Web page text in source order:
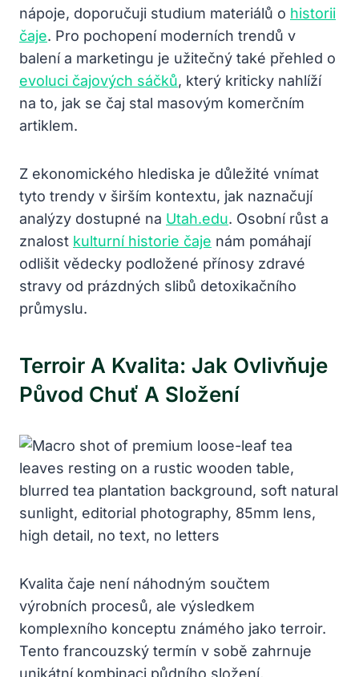
nápoje, doporučuji studium materiálů o historii
čaje. Pro pochopení moderních trendů v
balení a marketingu je užitečný také přehled o
evoluci čajových sáčků, který kriticky nahlíží
na to, jak se čaj stal masovým komerčním
artiklem.
Z ekonomického hlediska je důležité vnímat
tyto trendy v širším kontextu, jak naznačují
analýzy dostupné na Utah.edu. Osobní růst a
znalost kulturní historie čaje nám pomáhají
odlišit vědecky podložené přínosy zdravé
stravy od prázdných slibů detoxikačního
průmyslu.
Terroir A Kvalita: Jak Ovlivňuje
Původ Chuť A Složení
Kvalita čaje není náhodným součtem
výrobních procesů, ale výsledkem
komplexního konceptu známého jako terroir.
Tento francouzský termín v sobě zahrnuje
unikátní kombinaci půdního složení,